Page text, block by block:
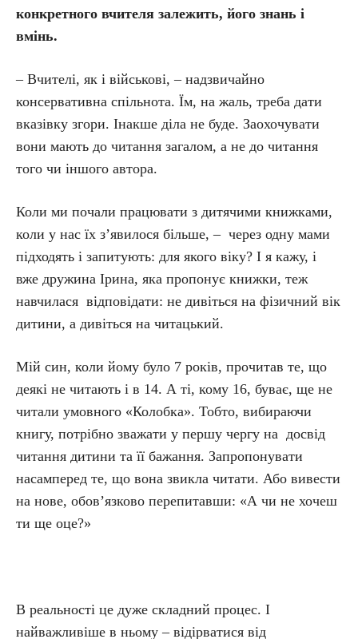
конкретного вчителя залежить, його знань і
вмінь.
– Вчителі, як і військові, – надзвичайно
консервативна спільнота. Їм, на жаль, треба дати
вказівку згори. Інакше діла не буде. Заохочувати
вони мають до читання загалом, а не до читання
того чи іншого автора.
Коли ми почали працювати з дитячими книжками,
коли у нас їх з’явилося більше, – через одну мами
підходять і запитують: для якого віку? І я кажу, і
вже дружина Ірина, яка пропонує книжки, теж
навчилася відповідати: не дивіться на фізичний вік
дитини, а дивіться на читацький.
Мій син, коли йому було 7 років, прочитав те, що
деякі не читають і в 14. А ті, кому 16, буває, ще не
читали умовного «Колобка». Тобто, вибираючи
книгу, потрібно зважати у першу чергу на досвід
читання дитини та її бажання. Запропонувати
насамперед те, що вона звикла читати. Або вивести
на нове, обов’язково перепитавши: «А чи не хочеш
ти ще оце?»
В реальності це дуже складний процес. І
найважливіше в ньому – відірватися від